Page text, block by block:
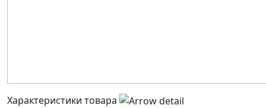
Характеристики товара